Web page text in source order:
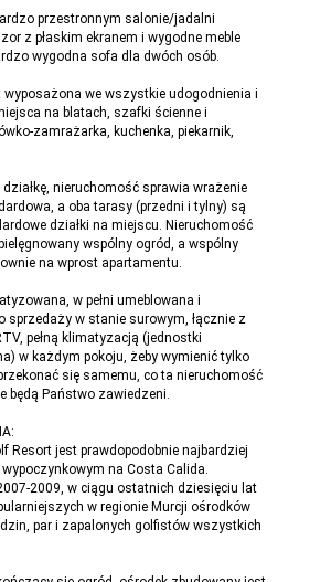
przestronnym salonie/jadalni
z płaskim ekranem i wygodne meble
wygodna sofa dla dwóch osób.
wyposażona we wszystkie udogodnienia i
na blatach, szafki ścienne i
zamrażarka, kuchenka, piekarnik,
nieruchomość sprawia wrażenie
a oba tarasy (przedni i tylny) są
działki na miejscu. Nieruchomość
wspólny ogród, a wspólny
na wprost apartamentu.
w pełni umeblowana i
sprzedaży w stanie surowym, łącznie z
pełną klimatyzacją (jednostki
w każdym pokoju, żeby wymienić tylko
się samemu, co ta nieruchomość
będą Państwo zawiedzeni.
Resort jest prawdopodobnie najbardziej
na Costa Calida.
2009, w ciągu ostatnich dziesięciu lat
w regionie Murcji ośrodków
par i zapalonych golfistów wszystkich